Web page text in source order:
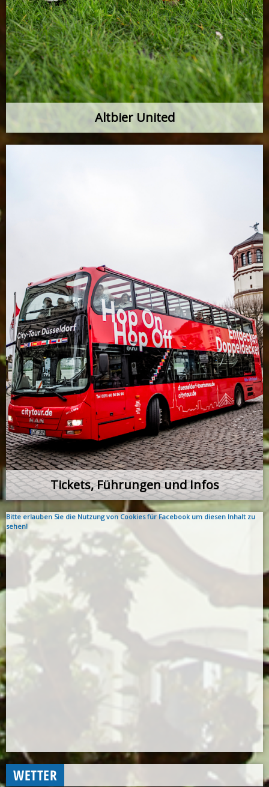
Altbier United
Tickets, Führungen und Infos
Bitte erlauben Sie die Nutzung von Cookies für Facebook um diesen Inhalt zu
sehen!
WETTER